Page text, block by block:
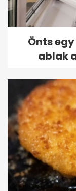
Önts
ablak